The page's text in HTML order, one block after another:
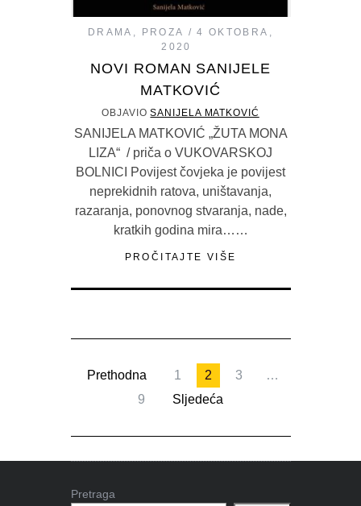
DRAMA , PROZA
4 OKTOBRA,
2020
NOVI ROMAN SANIJELE
MATKOVIĆ
OBJAVIOSANIJELA MATKOVIĆ
SANIJELA MATKOVIĆ „ŽUTA MONA
LIZA“ / priča o VUKOVARSKOJ
BOLNICI Povijest čovjeka je povijest
neprekidnih ratova, uništavanja,
razaranja, ponovnog stvaranja, nade,
kratkih godina mira……
PROČITAJTE VIŠE
Prethodna 1 2 3
…
9
Sljedeća
Pretraga